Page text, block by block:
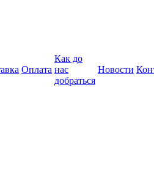
Оплата
Как до
нас
добраться
Новости